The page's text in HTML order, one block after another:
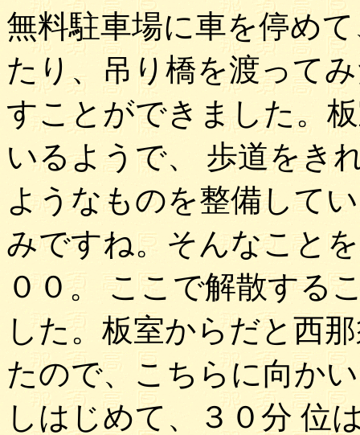
無料駐車場に車を停め
たり、吊り橋を渡って
すことができました。
いるようで、 歩道をき
ようなものを整備して
みですね。そんなこと
００。 ここで解散する
した。板室からだと西
たので、こちらに向か
しはじめて、３０分 位